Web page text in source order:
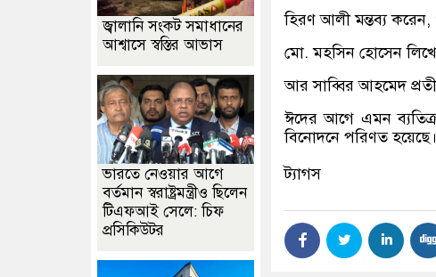
হিরণ আলী মন্তব্য করেন,
মো. মহসিন হোসেন
আর সাব্বির আহমেদ
ঈদের আগে এমন
বিনোদনে পরিণত হয়েছে।
ট্যাগস
জ্বালানি সংকট সমাধানের
আশ্বাসে স্বস্তির আভাস
ভারতে নেওয়ার আগে
বর্তমান স্বরাষ্ট্রমন্ত্রীও ছিলেন
টিএফআই সেলে: চিফ
প্রসিকিউটর